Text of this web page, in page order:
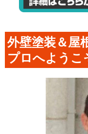
外壁塗装＆屋
プロへようこ